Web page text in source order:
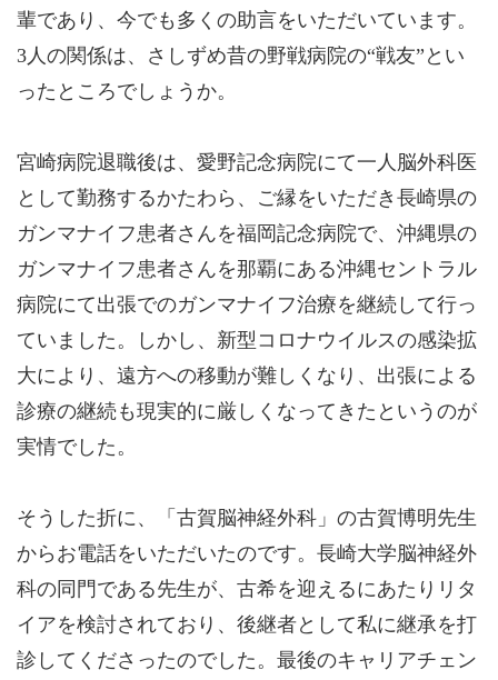
輩であり、今でも多くの助言をいただいています。
3人の関係は、さしずめ昔の野戦病院の“戦友”とい
ったところでしょうか。
宮崎病院退職後は、愛野記念病院にて一人脳外科医
として勤務するかたわら、ご縁をいただき長崎県の
ガンマナイフ患者さんを福岡記念病院で、沖縄県の
ガンマナイフ患者さんを那覇にある沖縄セントラル
病院にて出張でのガンマナイフ治療を継続して行っ
ていました。しかし、新型コロナウイルスの感染拡
大により、遠方への移動が難しくなり、出張による
診療の継続も現実的に厳しくなってきたというのが
実情でした。
そうした折に、「古賀脳神経外科」の古賀博明先生
からお電話をいただいたのです。長崎大学脳神経外
科の同門である先生が、古希を迎えるにあたりリタ
イアを検討されており、後継者として私に継承を打
診してくださったのでした。最後のキャリアチェン